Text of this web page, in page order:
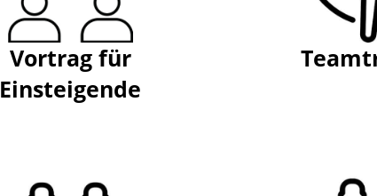
Vortrag für
Einsteigende